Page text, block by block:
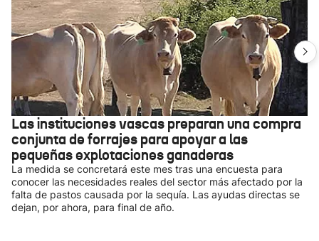
Las instituciones vascas preparan una compra
conjunta de forrajes para apoyar a las
pequeñas explotaciones ganaderas
La medida se concretará este mes tras una encuesta para
conocer las necesidades reales del sector más afectado por la
falta de pastos causada por la sequía. Las ayudas directas se
dejan, por ahora, para final de año.